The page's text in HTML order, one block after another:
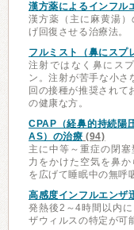
漢方薬によるインフル
漢方薬（主に麻黄湯
げ回復させる治療法。
フルミスト（鼻にスプ
注射ではなく鼻にス
ン。注射が苦手な小さ
回の接種が推奨されて
の健康な方。
CPAP（経鼻的持続陽
AS）の治療 (94)
主に中等～重症の閉
力をかけた空気を鼻
を広げて睡眠中の無呼
高感度インフルエンザ
発熱後2～4時間以内
ザウィルスの特定が可